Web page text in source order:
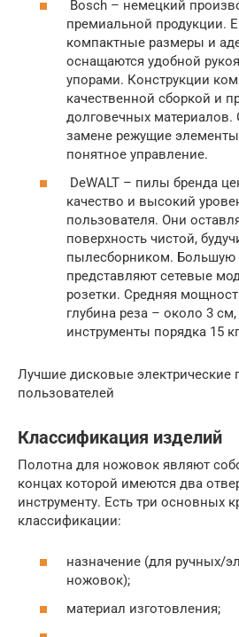
Bosch – немецкий
премиальной продукции.
компактные размеры и
оснащаются удобной
упорами. Конструкции
качественной сборкой и
долговечных
замене режущие
понятное управление.
DeWALT – пилы бренда
качество и высокий
пользователя. Они
поверхность чистой,
пылесборником. Большую
представляют сетевые
розетки. Средняя
глубина реза – около 3
инструменты порядка 15
Лучшие дисковые
пользователей
Классификация изделий
Полотна для ножовок являют
концах которой имеются два
инструменту. Есть три основных
классификации:
назначение (для ручных/
ножовок);
материал изготовления;